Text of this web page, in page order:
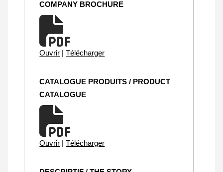
COMPANY BROCHURE
Ouvrir | Télécharger
CATALOGUE PRODUITS / PRODUCT
CATALOGUE
Ouvrir | Télécharger